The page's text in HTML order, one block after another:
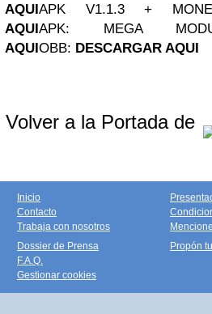
AQUIAPK V1.1.3 +
AQUIAPK: MEGA MOD
AQUIOBB: DESCARGAR AQUI
Volver a la Portada de
Inicio
Contacto
Trabaja con nosotros
Dossier de Prensa
F.A.Q.
Gestionar cookies
Propón